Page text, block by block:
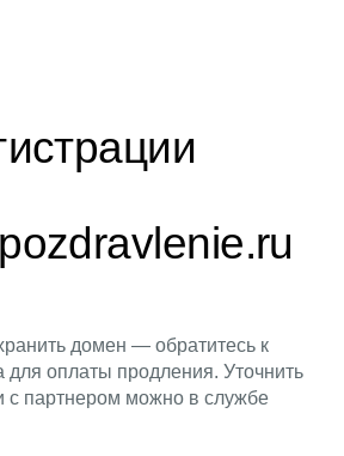
домен — обратитесь к
для оплаты продления. Уточнить
с партнером можно в службе